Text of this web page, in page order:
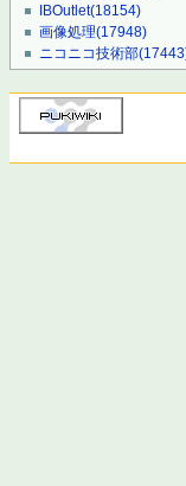
IBOutlet(18154)
画像処理(17948)
ニコニコ技術部